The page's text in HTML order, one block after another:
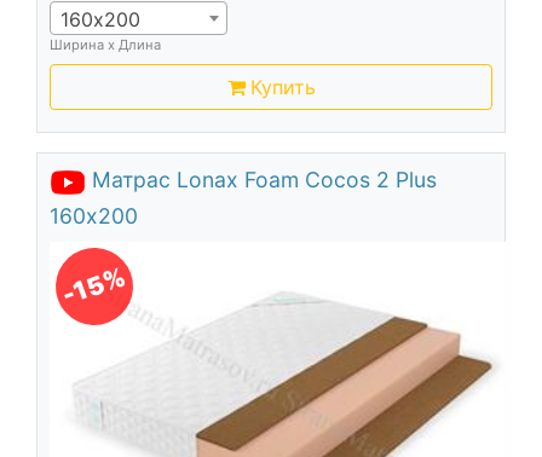
160х200
Ширина х Длина
Купить
Матрас Lonax Foam Cocos 2 Plus
160х200
-15%